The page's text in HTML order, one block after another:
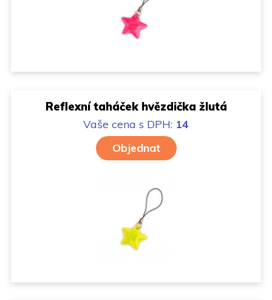
Reflexní taháček hvězdička žlutá
Vaše cena s DPH: 14
Objednat